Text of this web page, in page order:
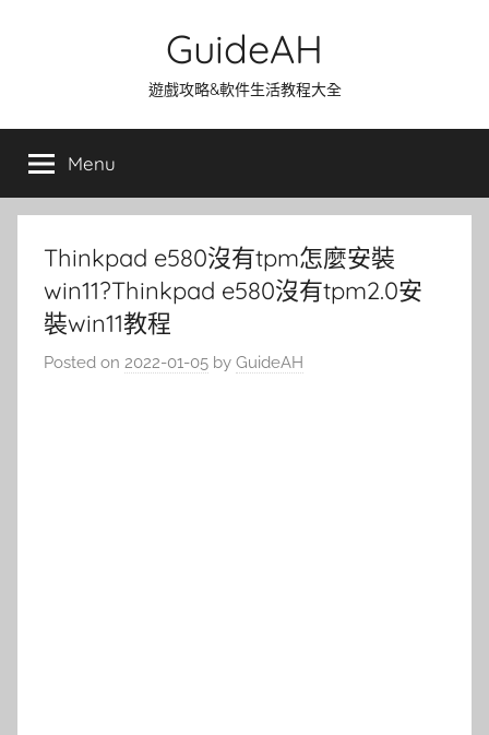
GuideAH
遊戲攻略&軟件生活教程大全
Menu
Thinkpad e580沒有tpm怎麼安裝
win11?Thinkpad e580沒有tpm2.0安
裝win11教程
Posted on 2022-01-05 by GuideAH